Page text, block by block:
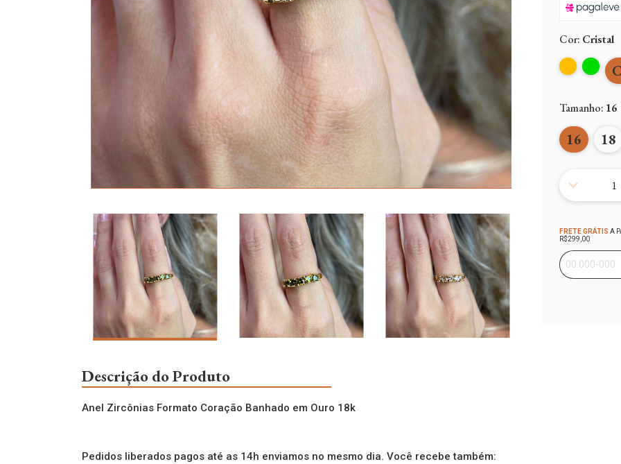
Descrição do Produto
Anel Zircônias Formato Coração Banhado em Ouro 18k
Pedidos liberados pagos até as 14h enviamos no mesmo dia. Você recebe também:
Cor: Cristal
Tamanho: 16
16 18
Frete grátis
Entregas para o
FRETE GRÁTIS A
R$299,00